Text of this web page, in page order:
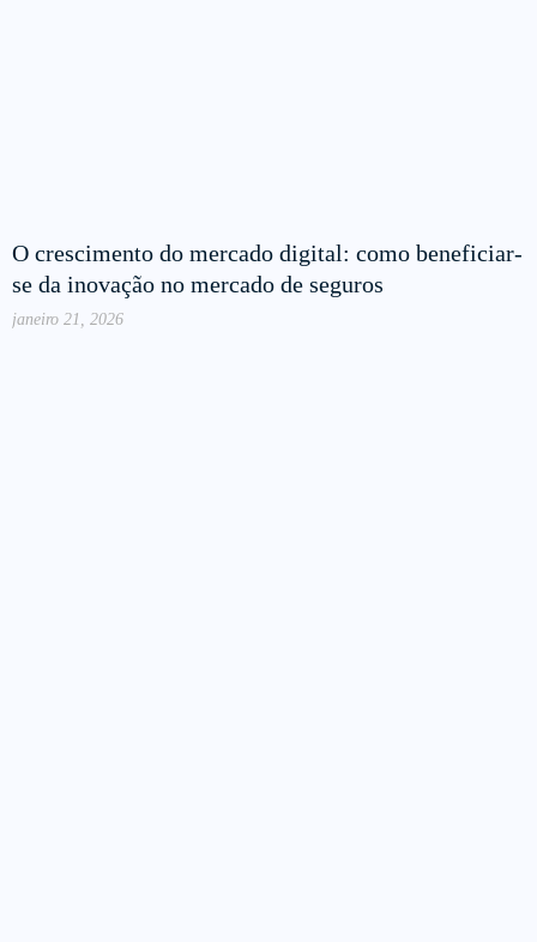
O crescimento do mercado digital: como beneficiar-
se da inovação no mercado de seguros
janeiro 21, 2026